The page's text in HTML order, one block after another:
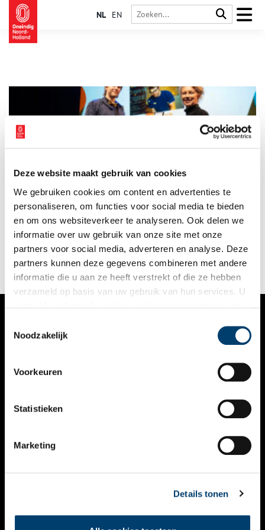
Deze website maakt gebruik van cookies
We gebruiken cookies om content en advertenties te
personaliseren, om functies voor social media te bieden
en om ons websiteverkeer te analyseren. Ook delen we
informatie over uw gebruik van onze site met onze
partners voor social media, adverteren en analyse. Deze
partners kunnen deze gegevens combineren met andere
informatie die u aan ze heeft verstrekt of die ze hebben
verzameld op basis van uw gebruik van hun services. U
Noodzakelijk
Voorkeuren
Statistieken
Marketing
Details tonen
NL EN
Marc ten Bosch (30) is de winnaar van de
Monumententalentprijs 2024. De uitreiking vond plaats
tijdens het Nationaal Monumentencongres op 7 november
2024. Marc onderscheidt zich als jonge erfgoedprofessional
door zijn visie m.b.t. oude technieken te combineren met
moderne werkwijzen.
2 min
VERHALEN
KALENDER
THEMA’S
VIDEO’S
CONTACT